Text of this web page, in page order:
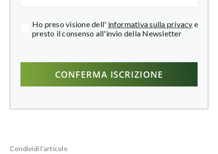
Ho preso visione dell' informativa sulla privacy e
presto il consenso all'invio della Newsletter
Condividi l'articolo